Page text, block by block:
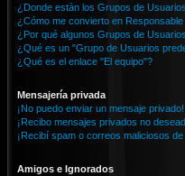
¿Donde están los Grupos de
¿Cómo me convierto en
¿Por qué algunos Grupos de
¿Qué es un "Grupo de Usuarios
¿Qué es el enlace "El equipo"?
Mensajería privada
¡No puedo enviar un mensaje privado!
¡Recibo mensajes privados no
¡Recibí spam o correos maliciosos
Amigos e Ignorados